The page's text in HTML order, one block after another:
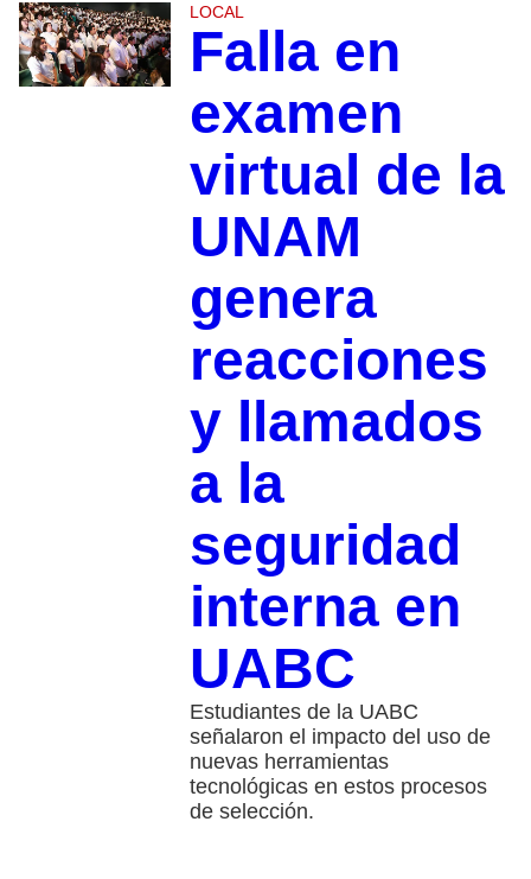
LOCAL
Falla en
examen
virtual de la
UNAM
genera
reacciones
y llamados
a la
seguridad
interna en
UABC
Estudiantes de la UABC
señalaron el impacto del uso de
nuevas herramientas
tecnológicas en estos procesos
de selección.